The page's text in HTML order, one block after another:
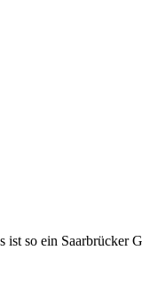
so ein Saarbrücker